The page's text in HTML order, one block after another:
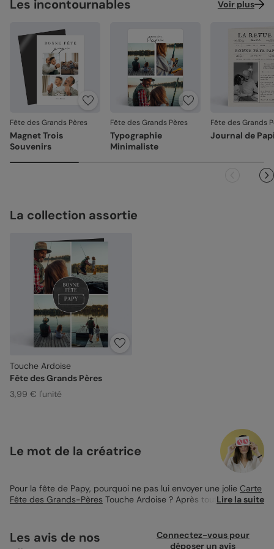
Les incontournables Voir plus
Fête des Grands Pères
Magnet Trois
Souvenirs
Fête des Grands Pères
Typographie
Minimaliste
Fête des Grands
Journal de
La collection assortie
Touche Ardoise
Fête des Grands Pères
3,99 € l'unité
Le mot de la créatrice
Pour la fête de Papy, pourquoi ne pas lui envoyer une jolie Carte
Fête des Grands-Pères Touche Ardoise ? Après tout, s’il y en a
aider à grandir comme il se doit, Papy mérite bien d’être
remercié aujourd’hui ! Cette élégante carte entièrement
Lire la suite
Les avis de nos
Connectez-vous pour
déposer un avis